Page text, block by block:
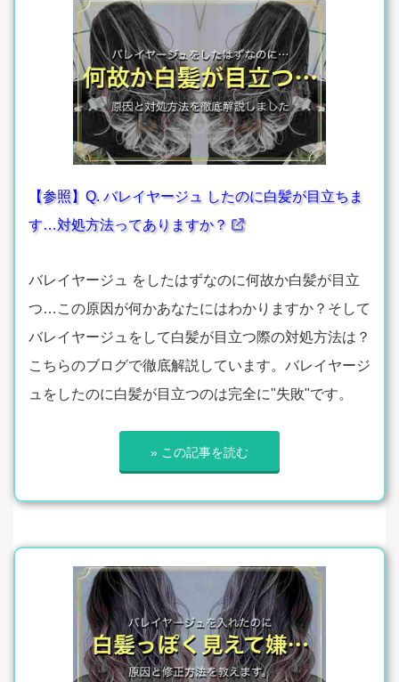
【参照】Q. バレイヤージュ したのに白髪が目立ちま
す…対処方法ってありますか？
バレイヤージュ をしたはずなのに何故か白髪が目立
つ…この原因が何かあなたにはわかりますか？そして
バレイヤージュをして白髪が目立つ際の対処方法は？
こちらのブログで徹底解説しています。バレイヤージ
ュをしたのに白髪が目立つのは完全に"失敗"です。
» この記事を読む